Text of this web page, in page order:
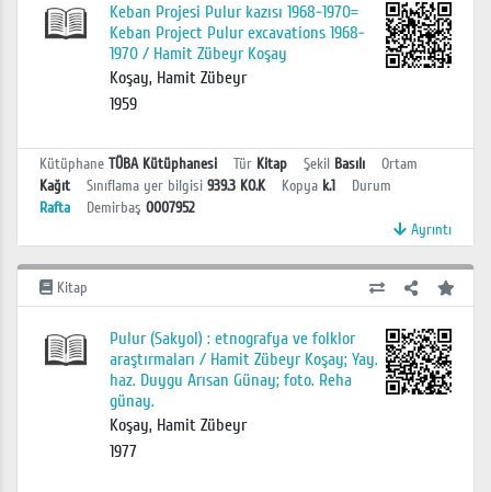
Keban Projesi Pulur kazısı 1968-1970=
Keban Project Pulur excavations 1968-
1970 / Hamit Zübeyr Koşay
Koşay, Hamit Zübeyr
1959
Kütüphane TÜBA Kütüphanesi Tür Kitap Şekil Basılı
Ortam
Kağıt
Sınıflama yer bilgisi 939.3 KO.K Kopya k.1
Durum
Rafta
Demirbaş 0007952
Ayrıntı
Kitap
Pulur (Sakyol) : etnografya ve folklor
araştırmaları / Hamit Zübeyr Koşay; Yay.
haz. Duygu Arısan Günay; foto. Reha
günay.
Koşay, Hamit Zübeyr
1977